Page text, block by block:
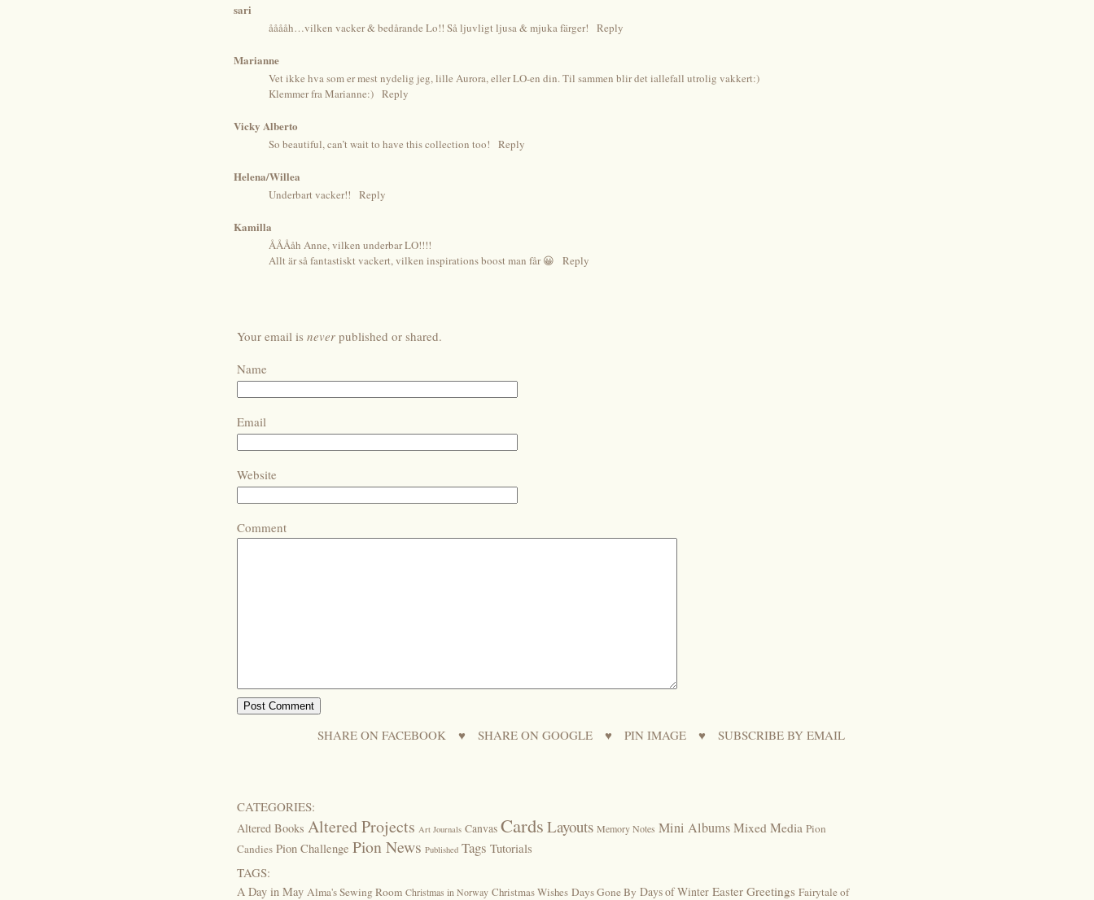
sari
ååååh…vilken vacker & bedårande Lo!! Så ljuvligt ljusa & mjuka färger! Reply
Marianne
Vet ikke hva som er mest nydelig jeg, lille Aurora, eller LO-en din. Til sammen blir det iallefall utrolig vakkert:)
Klemmer fra Marianne:) Reply
Vicky Alberto
So beautiful, can’t wait to have this collection too! Reply
Helena/Willea
Underbart vacker!! Reply
Kamilla
ÅÅÅåh Anne, vilken underbar LO!!!!
Allt är så fantastiskt vackert, vilken inspirations boost man får 😀
Reply
Your email is never published or shared.
Name
Email
Website
Comment
SHARE ON FACEBOOK ♥ SHARE ON GOOGLE ♥ PIN IMAGE ♥ SUBSCRIBE BY EMAIL
CATEGORIES:
Altered Books Altered Projects Art Journals Canvas Cards Layouts Memory Notes Mini Albums Mixed Media Pion
Candies Pion Challenge Pion News Published Tags Tutorials
TAGS:
A Day in May Alma's Sewing Room Christmas in Norway Christmas Wishes Days Gone By Days of Winter Easter Greetings Fairytale of